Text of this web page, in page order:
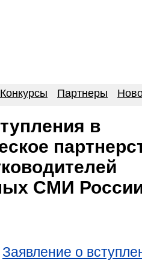
Конкурсы Партнеры
в
СМИ
Заявление о